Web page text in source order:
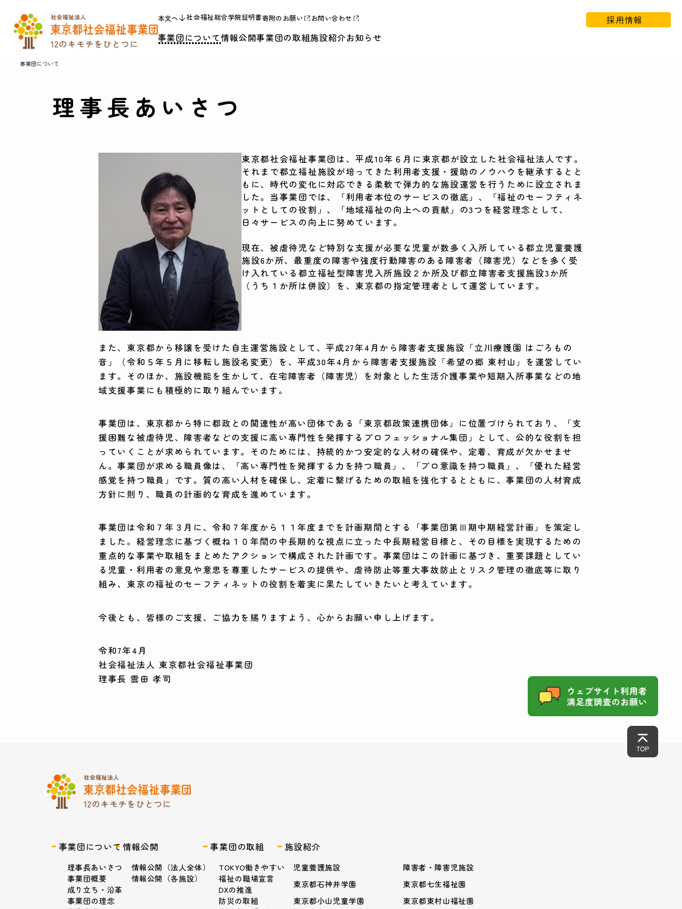
本文へ 社会福祉総合学院証明書寄附のお願い お問い合わせ
事業団について情報公開事業団の取組施設紹介お知らせ
採用情報
事業団について
理事長あいさつ
東京都社会福祉事業団は、平成10年６月に東京都が設立した社会福祉法人です。
それまで都立福祉施設が培ってきた利用者支援・援助のノウハウを継承するとと
もに、時代の変化に対応できる柔軟で弾力的な施設運営を行うために設立されま
した。当事業団では、「利用者本位のサービスの徹底」、「福祉のセーフティネ
ットとしての役割」、「地域福祉の向上への貢献」の3つを経営理念として、
日々サービスの向上に努めています。
現在、被虐待児など特別な支援が必要な児童が数多く入所している都立児童養護
施設6か所、最重度の障害や強度行動障害のある障害者（障害児）などを多く受
け入れている都立福祉型障害児入所施設２か所及び都立障害者支援施設3か所
（うち１か所は併設）を、東京都の指定管理者として運営しています。
また、東京都から移譲を受けた自主運営施設として、平成27年4月から障害者支援施設「立川療護園 はごろもの
音」（令和５年５月に移転し施設名変更）を、平成30年4月から障害者支援施設「希望の郷 東村山」を運営してい
ます。そのほか、施設機能を生かして、在宅障害者（障害児）を対象とした生活介護事業や短期入所事業などの地
域支援事業にも積極的に取り組んでいます。
事業団は、東京都から特に都政との関連性が高い団体である「東京都政策連携団体」に位置づけられており、「支
援困難な被虐待児、障害者などの支援に高い専門性を発揮するプロフェッショナル集団」として、公的な役割を担
っていくことが求められています。そのためには、持続的かつ安定的な人材の確保や、定着、育成が欠かせませ
ん。事業団が求める職員像は、「高い専門性を発揮する力を持つ職員」、「プロ意識を持つ職員」、「優れた経営
感覚を持つ職員」です。質の高い人材を確保し、定着に繋げるための取組を強化するとともに、事業団の人材育成
方針に則り、職員の計画的な育成を進めています。
事業団は令和７年３月に、令和７年度から１１年度までを計画期間とする「事業団第Ⅲ期中期経営計画」を策定し
ました。経営理念に基づく概ね１０年間の中長期的な視点に立った中長期経営目標と、その目標を実現するための
重点的な事業や取組をまとめたアクションで構成された計画です。事業団はこの計画に基づき、重要課題としてい
る児童・利用者の意見や意思を尊重したサービスの提供や、虐待防止等重大事故防止とリスク管理の徹底等に取り
組み、東京の福祉のセーフティネットの役割を着実に果たしていきたいと考えています。
今後とも、皆様のご支援、ご協力を賜りますよう、心からお願い申し上げます。
令和7年4月
社会福祉法人 東京都社会福祉事業団
理事長 雲田 孝司
事業団について
理事長あいさつ
事業団概要
成り立ち・沿革
事業団の理念
情報公開
情報公開（法人全体）
情報公開（各施設）
事業団の取組
TOKYO働きやすい
福祉の職場宣言
DXの推進
防災の取組
施設紹介
児童養護施設
東京都石神井学園
東京都小山児童学園
障害者・障害児施設
東京都七生福祉園
東京都東村山福祉園